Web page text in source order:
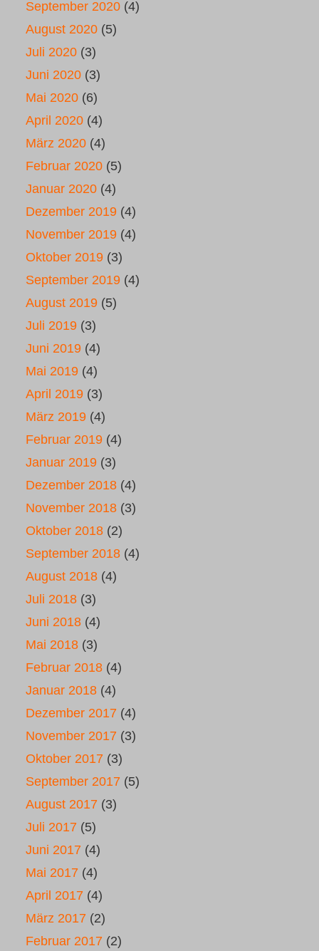
September 2020 (4)
August 2020 (5)
Juli 2020 (3)
Juni 2020 (3)
Mai 2020 (6)
April 2020 (4)
März 2020 (4)
Februar 2020 (5)
Januar 2020 (4)
Dezember 2019 (4)
November 2019 (4)
Oktober 2019 (3)
September 2019 (4)
August 2019 (5)
Juli 2019 (3)
Juni 2019 (4)
Mai 2019 (4)
April 2019 (3)
März 2019 (4)
Februar 2019 (4)
Januar 2019 (3)
Dezember 2018 (4)
November 2018 (3)
Oktober 2018 (2)
September 2018 (4)
August 2018 (4)
Juli 2018 (3)
Juni 2018 (4)
Mai 2018 (3)
Februar 2018 (4)
Januar 2018 (4)
Dezember 2017 (4)
November 2017 (3)
Oktober 2017 (3)
September 2017 (5)
August 2017 (3)
Juli 2017 (5)
Juni 2017 (4)
Mai 2017 (4)
April 2017 (4)
März 2017 (2)
Februar 2017 (2)